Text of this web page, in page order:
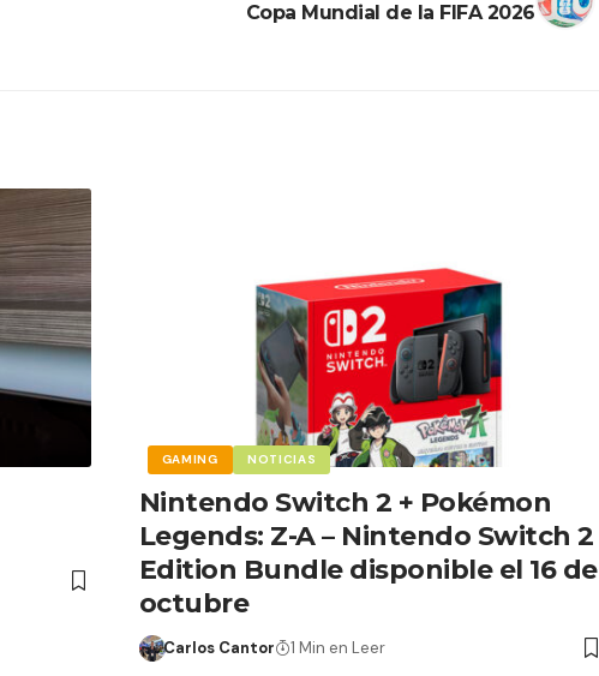
Copa Mundial de la FIFA 2026
GAMING NOTICIAS
Nintendo Switch 2 + Pokémon
Legends: Z-A – Nintendo Switch 2
Edition Bundle disponible el 16 de
octubre
Carlos Cantor 1 Min en Leer